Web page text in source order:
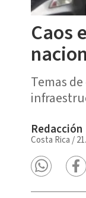
Caos
Temas
Redacción
Costa Rica /